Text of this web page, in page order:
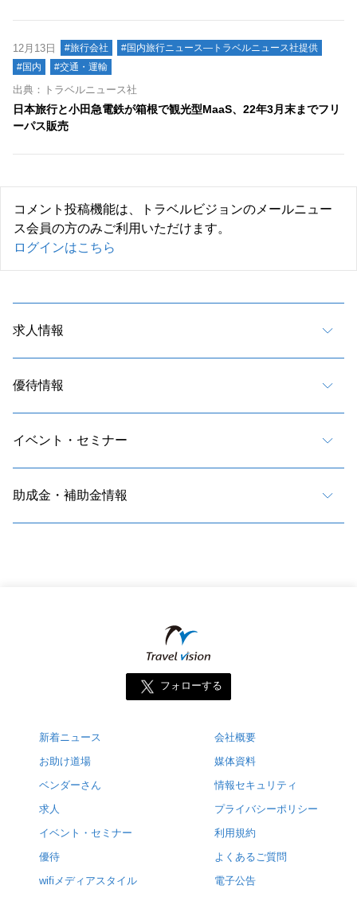
12月13日 #旅行会社
#国内旅行ニュース―トラベルニュース社提供
#国内
#交通・運輸
出典：トラベルニュース社
日本旅行と小田急電鉄が箱根で観光型MaaS、22年3月末までフリ
ーパス販売
コメント投稿機能は、トラベルビジョンのメールニュー
ス会員の方のみご利用いただけます。
ログインはこちら
求人情報
優待情報
イベント・セミナー
助成金・補助金情報
フォローする
新着ニュース
お助け道場
ベンダーさん
求人
イベント・セミナー
優待
wifiメディアスタイル
会社概要
媒体資料
情報セキュリティ
プライバシーポリシー
利用規約
よくあるご質問
電子公告